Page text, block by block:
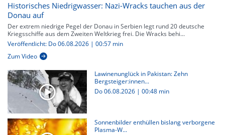
Historisches Niedrigwasser: Nazi-Wracks tauchen aus der
Donau auf
Der extrem niedrige Pegel der Donau in Serbien legt rund 20 deutsche
Kriegsschiffe aus dem Zweiten Weltkrieg frei. Die Wracks behi...
Veröffentlicht: Do 06.08.2026 | 00:57 min
Zum Video
Lawinenunglück in Pakistan: Zehn
Bergsteiger:innen...
Do 06.08.2026 | 00:48 min
Sonnenbilder enthüllen bislang verborgene
Plasma-W...